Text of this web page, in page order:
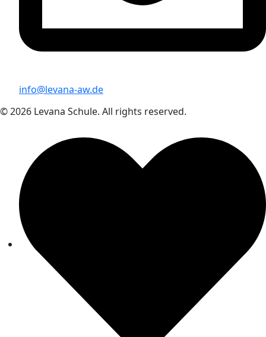
info@levana-aw.de
© 2026 Levana Schule. All rights reserved.